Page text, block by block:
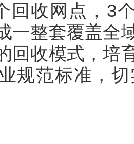
回收网点，3
一整套覆盖全
回收模式，培
规范标准，